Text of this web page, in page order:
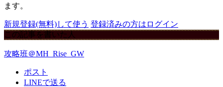
ます。
新規登録(無料)して使う 登録済みの方はログイン
この記事を書いた人
攻略班＠MH_Rise_GW
ポスト
LINEで送る